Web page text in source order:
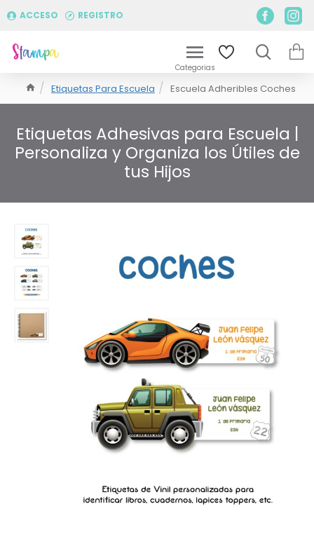
ACCESO REGISTRO
Etiquetas Para Escuela Escuela Adheribles Coches
Etiquetas Adhesivas para Escuela |
Personaliza y Organiza los Útiles de
tus Hijos